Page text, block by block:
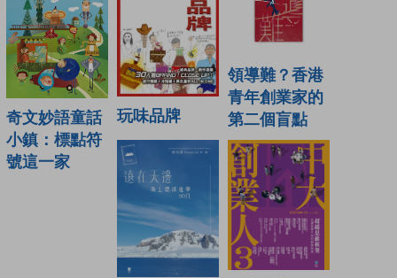
奇文妙語童話
小鎮：標點符
號這一家
玩味品牌
領導難？香港
青年創業家的
第二個盲點